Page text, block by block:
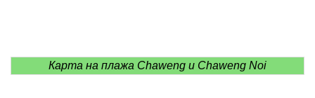
Карта на плажа Chaweng и Chaweng Noi